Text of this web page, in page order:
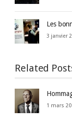
Les
3 janvier
Related
1 mars